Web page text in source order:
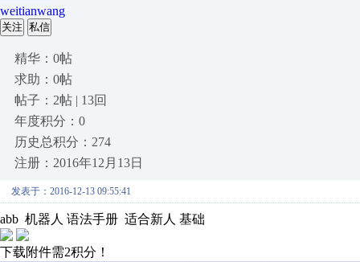
weitianwang
关注 私信
精华：0帖
求助：0帖
帖子：2帖 | 13回
年度积分：0
历史总积分：274
注册：2016年12月13日
发表于：2016-12-13 09:55:41
abb 机器人 语法手册 适合新人 基础
下载附件需2积分！